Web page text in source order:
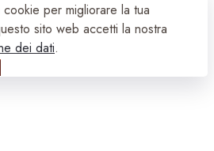
per migliorare la tua
sito web accetti la nostra
dei dati.